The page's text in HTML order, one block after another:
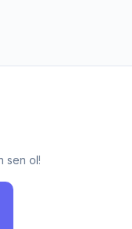
sen ol!